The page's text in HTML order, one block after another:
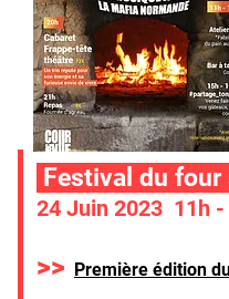
Festival du four
24 Juin 2023 11h -
>> Première édition